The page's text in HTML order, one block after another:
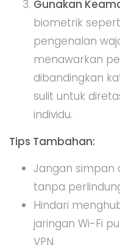
Gunakan
biometrik
pengenalan
menawarkan
dibandingkan
sulit untuk
individu.
Tips Tambahan:
Jangan simpan
tanpa
Hindari
jaringan Wi-Fi
VPN.